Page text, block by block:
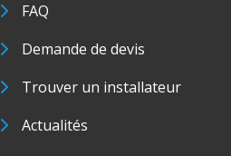
FAQ
Demande de devis
Trouver un installateur
Actualités